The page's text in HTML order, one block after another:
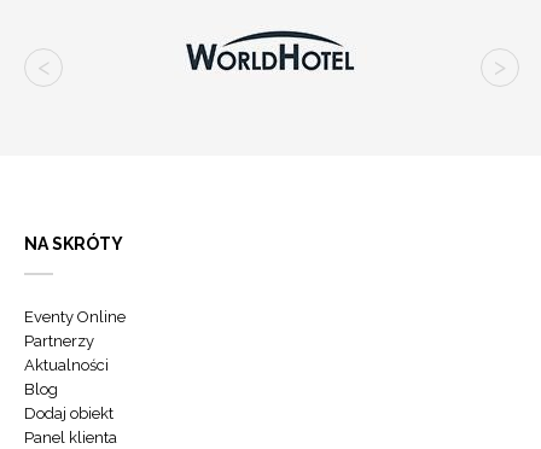
NA SKRÓTY
Eventy Online
Partnerzy
Aktualności
Blog
Dodaj obiekt
Panel klienta